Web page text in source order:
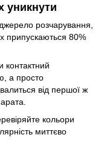
уникнути
розчарування,
припускаються 80%
контактний
а просто
від першої ж
кольори
миттєво